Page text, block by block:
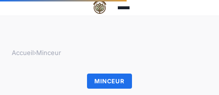
Accueil›Minceur
MINCEUR